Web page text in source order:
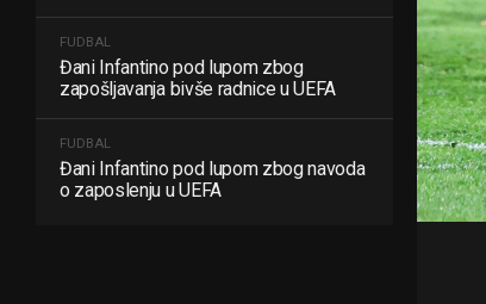
FUDBAL
Đani Infantino pod lupom zbog
zapošljavanja bivše radnice u UEFA
FUDBAL
Đani Infantino pod lupom zbog navoda
o zaposlenju u UEFA